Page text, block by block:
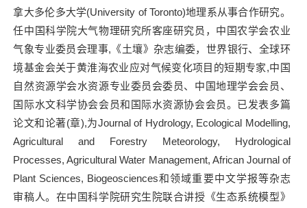
拿大多伦多大学(University of Toronto)地理系从事合作研究。
任中国科学院大气物理研究所客座研究员，中国农学会农业
气象专业委员会理事,《土壤》杂志编委，世界银行、全球环
境基金会关于黄淮海农业应对气候变化项目的短期专家,中国
自然资源学会水资源专业委员会委员、中国地理学会会员、
国际水文科学协会会员和国际水资源协会会员。已发表多篇
论文和论著(章),为Journal of Hydrology, Ecological Modelling,
Agricultural and Forestry Meteorology, Hydrological
Processes, Agricultural Water Management, African Journal of
Plant Sciences, Biogeosciences和领域重要中文学报等杂志
审稿人。在中国科学院研究生院联合讲授《生态系统模型》